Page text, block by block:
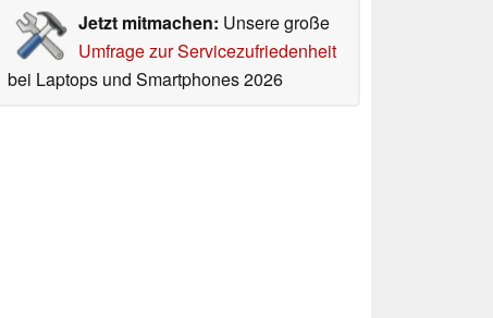
Jetzt mitmachen: Unsere große
Umfrage zur Servicezufriedenheit
bei Laptops und Smartphones 2026